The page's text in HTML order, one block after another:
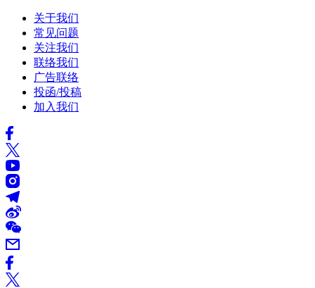
关于我们
常见问题
关注我们
联络我们
广告联络
投函/投稿
加入我们